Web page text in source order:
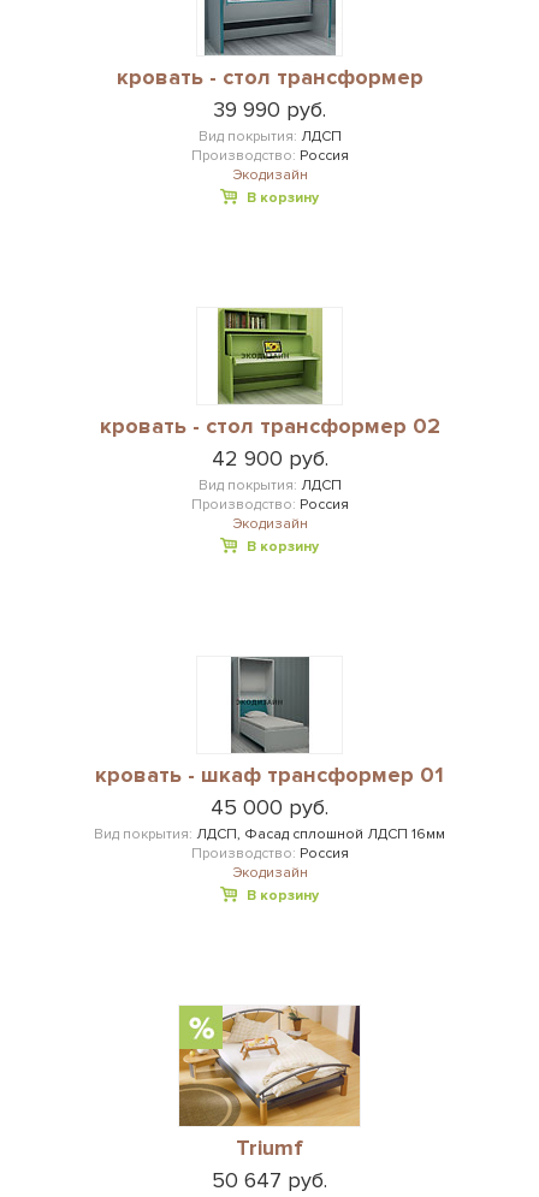
кровать - стол трансформер
39 990 руб.
Вид покрытия: ЛДСП
Производство: Россия
Экодизайн
В корзину
кровать - стол трансформер 02
42 900 руб.
Вид покрытия: ЛДСП
Производство: Россия
Экодизайн
В корзину
кровать - шкаф трансформер 01
45 000 руб.
Вид покрытия: ЛДСП, Фасад сплошной ЛДСП 16мм
Производство: Россия
Экодизайн
В корзину
Triumf
50 647 руб.